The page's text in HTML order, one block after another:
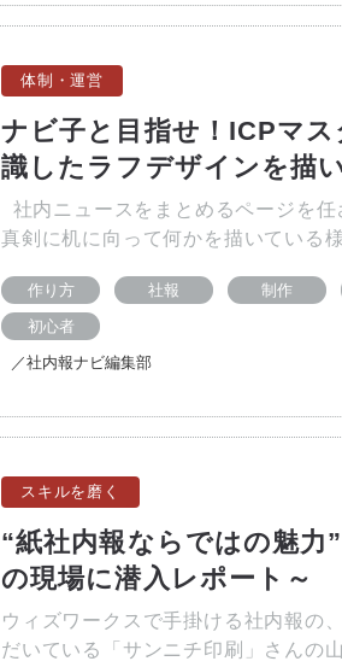
体制・運営
ナビ子と目指せ！ICPマ
識したラフデザインを描
社内ニュースをまとめるページを
真剣に机に向って何かを描いている
作り方 社報 制作
初心者
／社内報ナビ編集部
スキルを磨く
“紙社内報ならではの魅力
の現場に潜入レポート～
ウィズワークスで手掛ける社内報の
だいている「サンニチ印刷」さんの